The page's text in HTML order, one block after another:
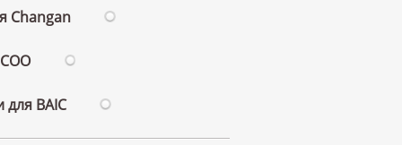
Changan
для BAIC